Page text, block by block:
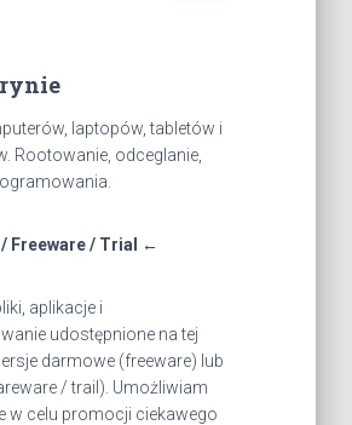
laptopów, tabletów i
Rootowanie, odceglanie,
Freeware / Trial ←
aplikacje i
udostępnione na tej
darmowe (freeware) lub
/ trail). Umożliwiam
w celu promocji ciekawego